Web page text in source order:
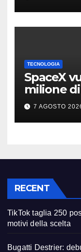
TECNOLOGIA
SpaceX
milione
spazio:
7 AGOSTO
RECENT
TikTok taglia 250
motivi della scelta
Bugatti Destrier: